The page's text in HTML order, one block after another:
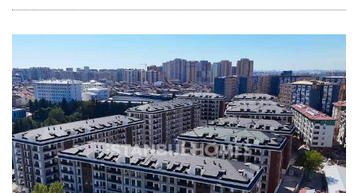
Appartements Avec Intérieurs Spacieux à Zeytinburnu
Istanbul
Les appartements sont situés dans un complexe près de l'autoroute E-5 à
Zeytinburnu, Istanbul. Ils disposent d'une cuisine séparée, d'une salle de
bains privative et d'un balcon.